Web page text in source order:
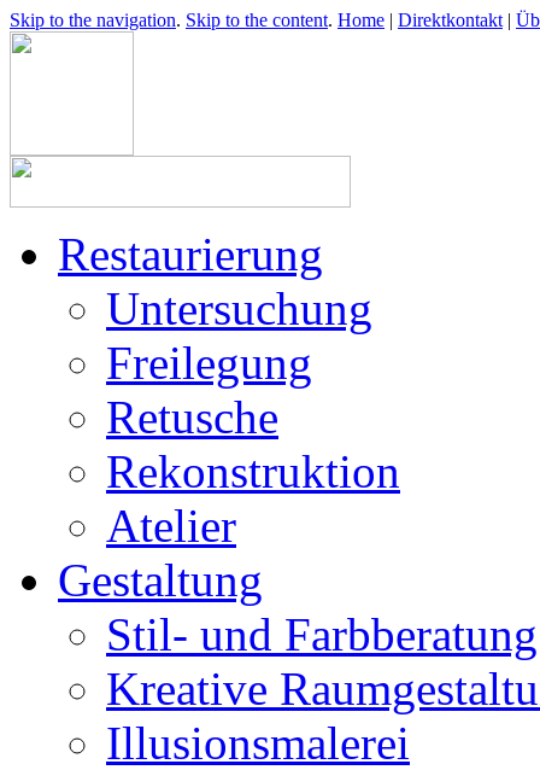
Skip to the navigation. Skip to the content. Home | Direktkontakt |
Restaurierung
Untersuchung
Freilegung
Retusche
Rekonstruktion
Atelier
Gestaltung
Stil- und Farbberatung
Kreative
Illusionsmalerei